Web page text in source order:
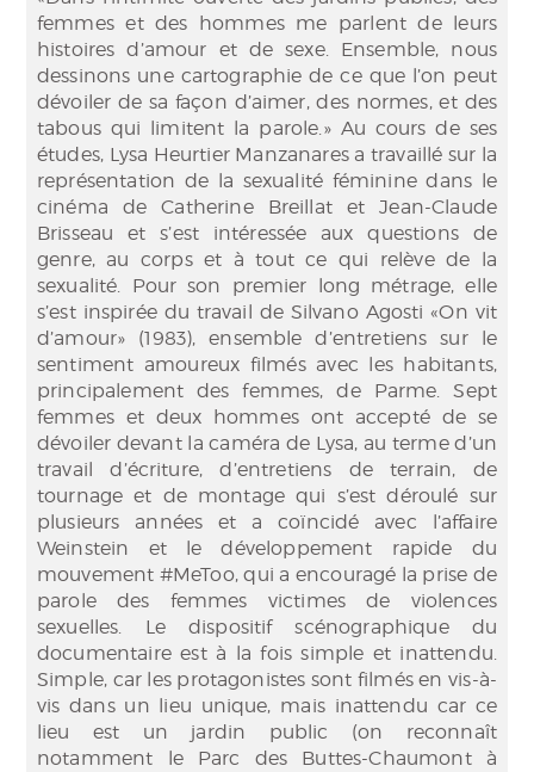
femmes et des hommes me parlent de leurs
histoires d’amour et de sexe. Ensemble, nous
dessinons une cartographie de ce que l’on peut
dévoiler de sa façon d’aimer, des normes, et des
tabous qui limitent la parole.» Au cours de ses
études, Lysa Heurtier Manzanares a travaillé sur la
représentation de la sexualité féminine dans le
cinéma de Catherine Breillat et Jean-Claude
Brisseau et s’est intéressée aux questions de
genre, au corps et à tout ce qui relève de la
sexualité. Pour son premier long métrage, elle
s’est inspirée du travail de Silvano Agosti «On vit
d’amour» (1983), ensemble d’entretiens sur le
sentiment amoureux filmés avec les habitants,
principalement des femmes, de Parme. Sept
femmes et deux hommes ont accepté de se
dévoiler devant la caméra de Lysa, au terme d’un
travail d’écriture, d’entretiens de terrain, de
tournage et de montage qui s’est déroulé sur
plusieurs années et a coïncidé avec l’affaire
Weinstein et le développement rapide du
mouvement #MeToo, qui a encouragé la prise de
parole des femmes victimes de violences
sexuelles. Le dispositif scénographique du
documentaire est à la fois simple et inattendu.
Simple, car les protagonistes sont filmés en vis-à-
vis dans un lieu unique, mais inattendu car ce
lieu est un jardin public (on reconnaît
notamment le Parc des Buttes-Chaumont à